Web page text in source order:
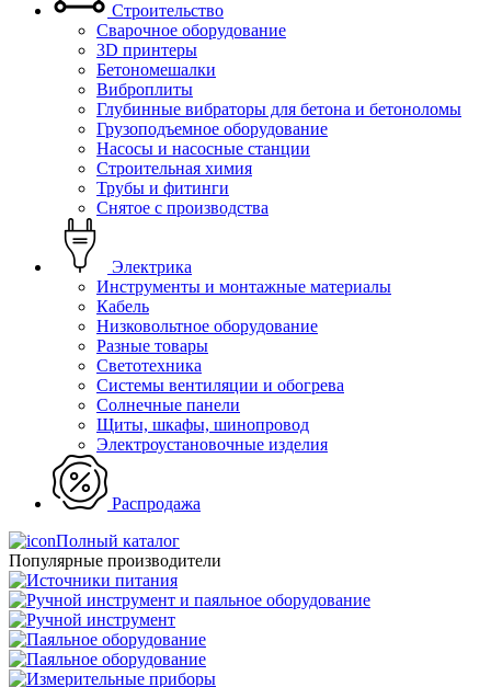
Строительство
Сварочное оборудование
3D принтеры
Бетономешалки
Виброплиты
Глубинные вибраторы для бетона и бетоноломы
Грузоподъемное оборудование
Насосы и насосные станции
Строительная химия
Трубы и фитинги
Снятое с производства
Электрика
Инструменты и монтажные материалы
Кабель
Низковольтное оборудование
Разные товары
Светотехника
Системы вентиляции и обогрева
Солнечные панели
Щиты, шкафы, шинопровод
Электроустановочные изделия
Распродажа
Полный каталог
Популярные производители